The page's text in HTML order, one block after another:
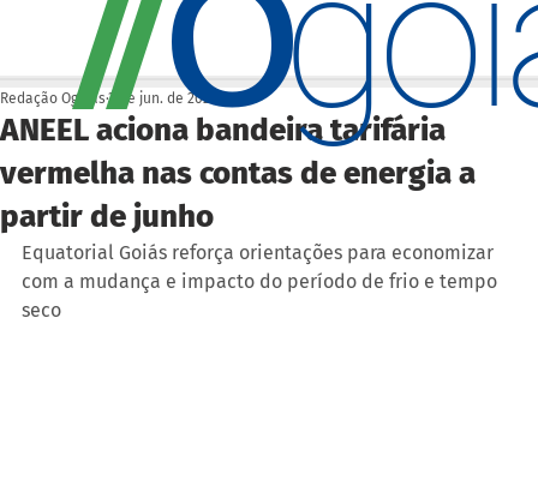
ANEEL aciona bandeira tarifária
vermelha nas contas de energia a
partir de junho
Redação Ogoiás 3 de jun. de 2025
Equatorial Goiás reforça orientações para economizar
com a mudança e impacto do período de frio e tempo
seco